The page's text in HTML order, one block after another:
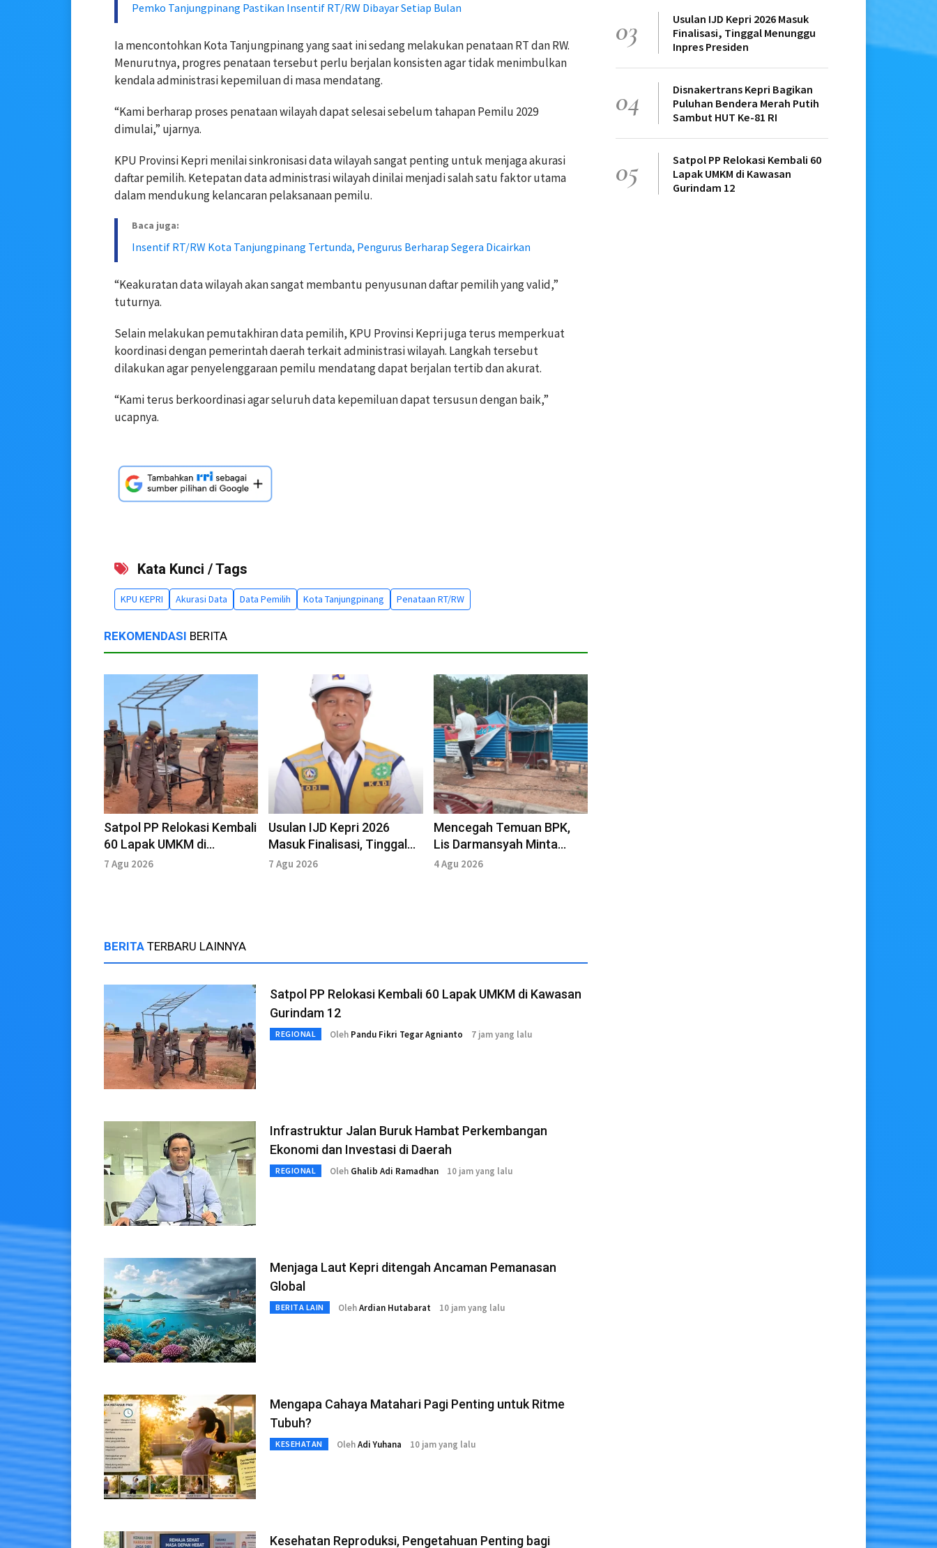
Pemko Tanjungpinang Pastikan Insentif RT/RW Dibayar Setiap Bulan
Ia mencontohkan Kota Tanjungpinang yang saat ini sedang melakukan penataan RT dan RW.
Menurutnya, progres penataan tersebut perlu berjalan konsisten agar tidak menimbulkan
kendala administrasi kepemiluan di masa mendatang.
“Kami berharap proses penataan wilayah dapat selesai sebelum tahapan Pemilu 2029
dimulai,” ujarnya.
KPU Provinsi Kepri menilai sinkronisasi data wilayah sangat penting untuk menjaga akurasi
daftar pemilih. Ketepatan data administrasi wilayah dinilai menjadi salah satu faktor utama
dalam mendukung kelancaran pelaksanaan pemilu.
Baca juga:
Insentif RT/RW Kota Tanjungpinang Tertunda, Pengurus Berharap Segera Dicairkan
“Keakuratan data wilayah akan sangat membantu penyusunan daftar pemilih yang valid,”
tuturnya.
Selain melakukan pemutakhiran data pemilih, KPU Provinsi Kepri juga terus memperkuat
koordinasi dengan pemerintah daerah terkait administrasi wilayah. Langkah tersebut
dilakukan agar penyelenggaraan pemilu mendatang dapat berjalan tertib dan akurat.
“Kami terus berkoordinasi agar seluruh data kepemiluan dapat tersusun dengan baik,”
ucapnya.
Kata Kunci / Tags
KPU KEPRI Akurasi Data Data Pemilih Kota Tanjungpinang Penataan RT/RW
REKOMENDASI BERITA
Satpol PP Relokasi Kembali
60 Lapak UMKM di
Kawasan Gurindam 12
7 Agu 2026
Usulan IJD Kepri 2026
Masuk Finalisasi, Tinggal
Menunggu Inpres Presiden
7 Agu 2026
Mencegah Temuan BPK,
Lis Darmansyah Minta
Pedagang Gurindam 12
4 Agu 2026
BERITA TERBARU LAINNYA
Satpol PP Relokasi Kembali 60 Lapak UMKM di Kawasan
Gurindam 12
REGIONAL Oleh Pandu Fikri Tegar Agnianto 7 jam yang lalu
Infrastruktur Jalan Buruk Hambat Perkembangan
Ekonomi dan Investasi di Daerah
REGIONAL Oleh Ghalib Adi Ramadhan 10 jam yang lalu
Menjaga Laut Kepri ditengah Ancaman Pemanasan
Global
BERITA LAIN OlehArdian Hutabarat 10 jam yang lalu
Mengapa Cahaya Matahari Pagi Penting untuk Ritme
Tubuh?
KESEHATAN OlehAdi Yuhana 10 jam yang lalu
Kesehatan Reproduksi, Pengetahuan Penting bagi
03
Usulan IJD Kepri 2026 Masuk
Finalisasi, Tinggal Menunggu
Inpres Presiden
04
Disnakertrans Kepri Bagikan
Puluhan Bendera Merah Putih
Sambut HUT Ke-81 RI
05
Satpol PP Relokasi Kembali 60
Lapak UMKM di Kawasan
Gurindam 12